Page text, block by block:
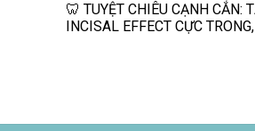
🦷 TUYỆT CHIÊU CẠNH CẮN:
INCISAL EFFECT CỰC